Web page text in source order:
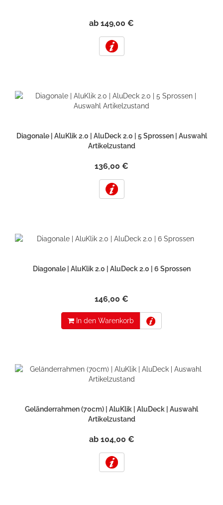
ab 149,00 €
Diagonale | AluKlik 2.0 | AluDeck 2.0 | 5 Sprossen | Auswahl
Artikelzustand
136,00 €
Diagonale | AluKlik 2.0 | AluDeck 2.0 | 6 Sprossen
146,00 €
In den Warenkorb
Geländerrahmen (70cm) | AluKlik | AluDeck | Auswahl
Artikelzustand
ab 104,00 €